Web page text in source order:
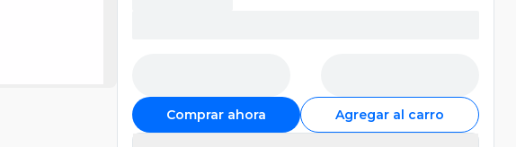
Comprar ahora Agregar al carro